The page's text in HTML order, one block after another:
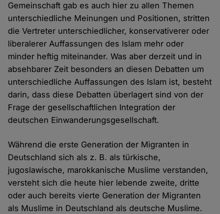
Gemeinschaft gab es auch hier zu allen Themen
unterschiedliche Meinungen und Positionen, stritten
die Vertreter unterschiedlicher, konservativerer oder
liberalerer Auffassungen des Islam mehr oder
minder heftig miteinander. Was aber derzeit und in
absehbarer Zeit besonders an diesen Debatten um
unterschiedliche Auffassungen des Islam ist, besteht
darin, dass diese Debatten überlagert sind von der
Frage der gesellschaftlichen Integration der
deutschen Einwanderungsgesellschaft.
Während die erste Generation der Migranten in
Deutschland sich als z. B. als türkische,
jugoslawische, marokkanische Muslime verstanden,
versteht sich die heute hier lebende zweite, dritte
oder auch bereits vierte Generation der Migranten
als Muslime in Deutschland als deutsche Muslime.